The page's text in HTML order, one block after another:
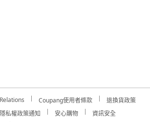
Coupang使用者條款
退換貨政策
私權政策通知 安心購物
資訊安全
加入酷澎商城